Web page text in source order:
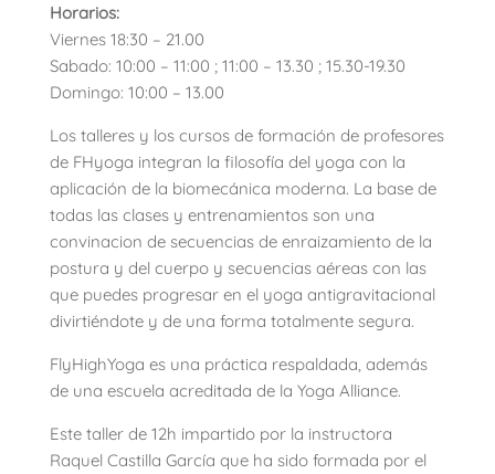
Horarios:
Viernes 18:30 – 21.00
Sabado: 10:00 – 11:00 ; 11:00 – 13.30 ; 15.30-19.30
Domingo: 10:00 – 13.00
Los talleres y los cursos de formación de profesores
de FHyoga integran la filosofía del yoga con la
aplicación de la biomecánica moderna. La base de
todas las clases y entrenamientos son una
convinacion de secuencias de enraizamiento de la
postura y del cuerpo y secuencias aéreas con las
que puedes progresar en el yoga antigravitacional
divirtiéndote y de una forma totalmente segura.
FlyHighYoga es una práctica respaldada, además
de una escuela acreditada de la Yoga Alliance.
Este taller de 12h impartido por la instructora
Raquel Castilla García que ha sido formada por el